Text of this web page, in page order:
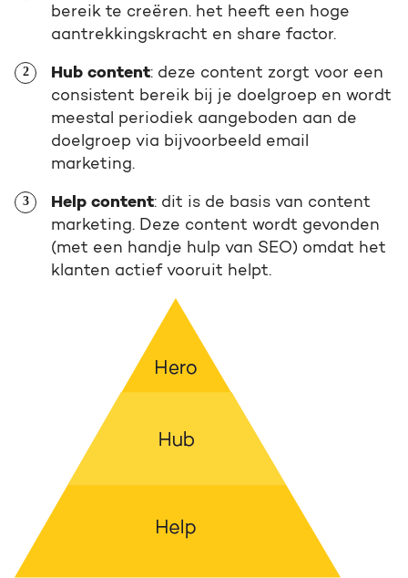
bereik te creëren. het heeft een hoge
aantrekkingskracht en share factor.
Hub content: deze content zorgt voor een
consistent bereik bij je doelgroep en wordt
meestal periodiek aangeboden aan de
doelgroep via bijvoorbeeld email
marketing.
Help content: dit is de basis van content
marketing. Deze content wordt gevonden
(met een handje hulp van SEO) omdat het
klanten actief vooruit helpt.